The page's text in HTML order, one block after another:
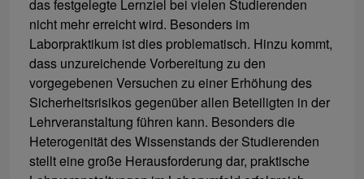
das festgelegte Lernziel bei vielen Studierenden
nicht mehr erreicht wird. Besonders im
Laborpraktikum ist dies problematisch. Hinzu kommt,
dass unzureichende Vorbereitung zu den
vorgegebenen Versuchen zu einer Erhöhung des
Sicherheitsrisikos gegenüber allen Beteiligten in der
Lehrveranstaltung führen kann. Besonders die
Heterogenität des Wissenstands der Studierenden
stellt eine große Herausforderung dar, praktische